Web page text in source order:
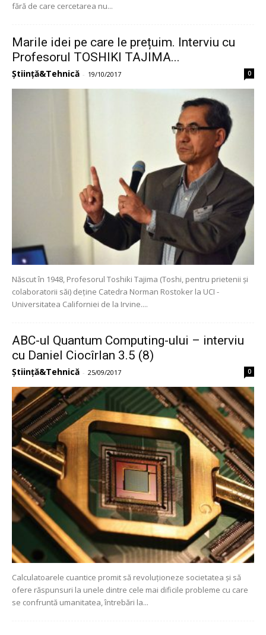
fără de care cercetarea nu...
Marile idei pe care le prețuim. Interviu cu
Profesorul TOSHIKI TAJIMA...
Știință&Tehnică - 19/10/2017 0
Născut în 1948, Profesorul Toshiki Tajima (Toshi, pentru prietenii și
colaboratorii săi) deține Catedra Norman Rostoker la UCI -
Universitatea Californiei de la Irvine....
ABC-ul Quantum Computing-ului – interviu
cu Daniel Ciocîrlan 3.5 (8)
Știință&Tehnică - 25/09/2017 0
Calculatoarele cuantice promit să revoluționeze societatea și să
ofere răspunsuri la unele dintre cele mai dificile probleme cu care
se confruntă umanitatea, întrebări la...